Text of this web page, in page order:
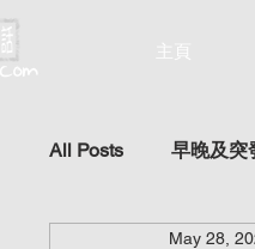
主頁
All Posts 早晚及突
May 28,